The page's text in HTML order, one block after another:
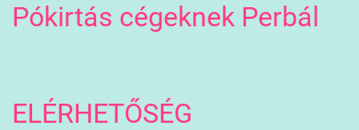
Pókirtás cégeknek Perbál
ELÉRHETŐSÉG